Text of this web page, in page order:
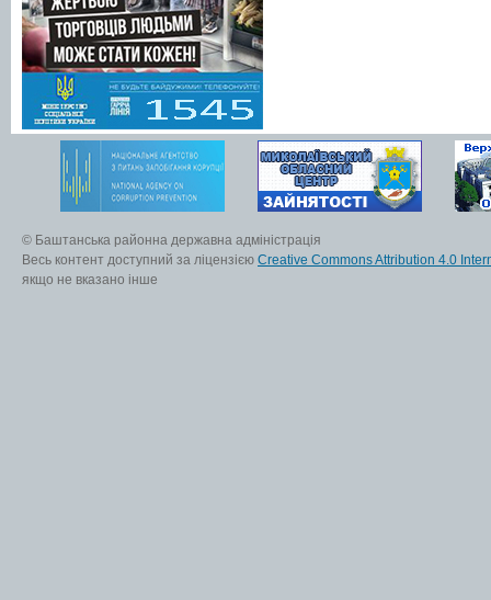
© Баштанська районна державна адміністрація
Весь контент доступний за ліцензією Creative Commons Attribution 4.0
якщо не вказано інше